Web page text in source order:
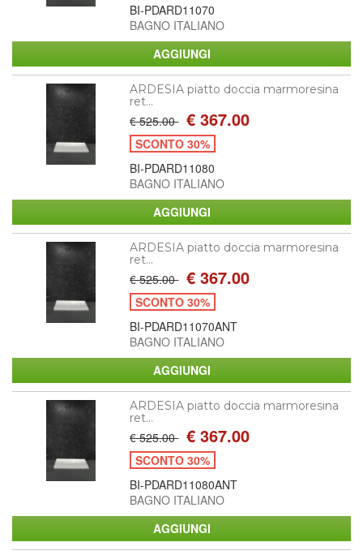
BI-PDARD11070
BAGNO ITALIANO
ARDESIA piatto doccia marmoresina
ret...
€ 525.00 € 367.00
SCONTO 30%
BI-PDARD11080
BAGNO ITALIANO
ARDESIA piatto doccia marmoresina
ret...
€ 525.00 € 367.00
SCONTO 30%
BI-PDARD11070ANT
BAGNO ITALIANO
ARDESIA piatto doccia marmoresina
ret...
€ 525.00 € 367.00
SCONTO 30%
BI-PDARD11080ANT
BAGNO ITALIANO